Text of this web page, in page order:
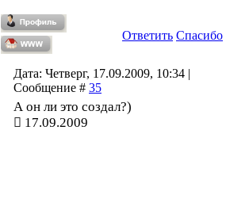
Ответить Спасибо
Дата: Четверг, 17.09.2009, 10:34 |
Сообщение # 35
А он ли это создал?)
17.09.2009